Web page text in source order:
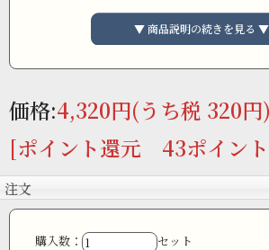
▼ 商品説明の続きを見る ▼
価格:4,320円(うち税 320円)
[ポイント還元 43ポイン
注文
購入数： セット